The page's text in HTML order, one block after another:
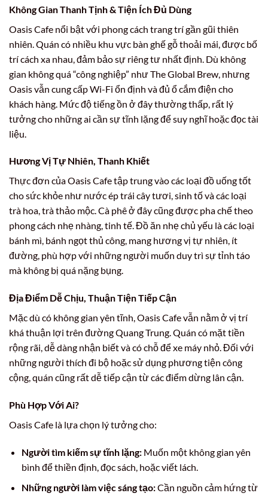
Không Gian Thanh Tịnh & Tiện Ích Đủ Dùng
Oasis Cafe nổi bật với phong cách trang trí gần gũi thiên
nhiên. Quán có nhiều khu vực bàn ghế gỗ thoải mái, được bố
trí cách xa nhau, đảm bảo sự riêng tư nhất định. Dù không
gian không quá “công nghiệp” như The Global Brew, nhưng
Oasis vẫn cung cấp Wi-Fi ổn định và đủ ổ cắm điện cho
khách hàng. Mức độ tiếng ồn ở đây thường thấp, rất lý
tưởng cho những ai cần sự tĩnh lặng để suy nghĩ hoặc đọc tài
liệu.
Hương Vị Tự Nhiên, Thanh Khiết
Thực đơn của Oasis Cafe tập trung vào các loại đồ uống tốt
cho sức khỏe như nước ép trái cây tươi, sinh tố và các loại
trà hoa, trà thảo mộc. Cà phê ở đây cũng được pha chế theo
phong cách nhẹ nhàng, tinh tế. Đồ ăn nhẹ chủ yếu là các loại
bánh mì, bánh ngọt thủ công, mang hương vị tự nhiên, ít
đường, phù hợp với những người muốn duy trì sự tỉnh táo
mà không bị quá nặng bụng.
Địa Điểm Dễ Chịu, Thuận Tiện Tiếp Cận
Mặc dù có không gian yên tĩnh, Oasis Cafe vẫn nằm ở vị trí
khá thuận lợi trên đường Quang Trung. Quán có mặt tiền
rộng rãi, dễ dàng nhận biết và có chỗ để xe máy nhỏ. Đối với
những người thích đi bộ hoặc sử dụng phương tiện công
cộng, quán cũng rất dễ tiếp cận từ các điểm dừng lân cận.
Phù Hợp Với Ai?
Oasis Cafe là lựa chọn lý tưởng cho:
Người tìm kiếm sự tĩnh lặng:Muốn một không gian yên
bình để thiền định, đọc sách, hoặc viết lách.
Những người làm việc sáng tạo:Cần nguồn cảm hứng từ